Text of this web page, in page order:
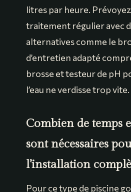
litres par heure. Prévoyez
traitement régulier avec
alternatives comme le
d’entretien adapté
brosse et testeur de pH
l’eau ne verdisse trop vite.
Combien de temps
sont nécessaires
l’installation
Pour ce type de piscine